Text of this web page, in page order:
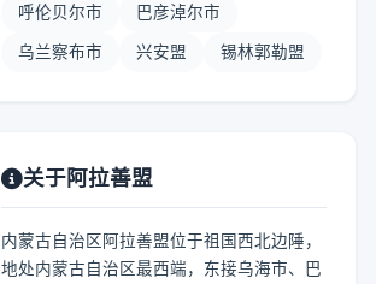
呼伦贝尔市 巴彦淖尔市
乌兰察布市 兴安盟 锡林郭勒盟
关于阿拉善盟
内蒙古自治区阿拉善盟位于祖国西北边陲，
地处内蒙古自治区最西端，东接乌海市、巴